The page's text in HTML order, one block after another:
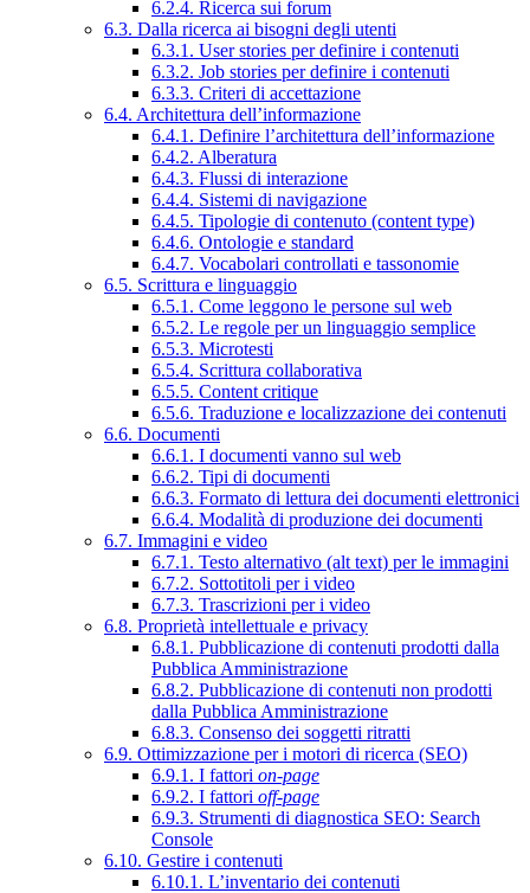
6.2.4. Ricerca sui forum
6.3. Dalla ricerca ai bisogni degli utenti
6.3.1. User stories per definire i contenuti
6.3.2. Job stories per definire i contenuti
6.3.3. Criteri di accettazione
6.4. Architettura dell’informazione
6.4.1. Definire l’architettura dell’informazione
6.4.2. Alberatura
6.4.3. Flussi di interazione
6.4.4. Sistemi di navigazione
6.4.5. Tipologie di contenuto (content type)
6.4.6. Ontologie e standard
6.4.7. Vocabolari controllati e tassonomie
6.5. Scrittura e linguaggio
6.5.1. Come leggono le persone sul web
6.5.2. Le regole per un linguaggio semplice
6.5.3. Microtesti
6.5.4. Scrittura collaborativa
6.5.5. Content critique
6.5.6. Traduzione e localizzazione dei contenuti
6.6. Documenti
6.6.1. I documenti vanno sul web
6.6.2. Tipi di documenti
6.6.3. Formato di lettura dei documenti elettronici
6.6.4. Modalità di produzione dei documenti
6.7. Immagini e video
6.7.1. Testo alternativo (alt text) per le immagini
6.7.2. Sottotitoli per i video
6.7.3. Trascrizioni per i video
6.8. Proprietà intellettuale e privacy
6.8.1. Pubblicazione di contenuti prodotti dalla
Pubblica Amministrazione
6.8.2. Pubblicazione di contenuti non prodotti
dalla Pubblica Amministrazione
6.8.3. Consenso dei soggetti ritratti
6.9. Ottimizzazione per i motori di ricerca (SEO)
6.9.1. I fattori on-page
6.9.2. I fattori off-page
6.9.3. Strumenti di diagnostica SEO: Search
Console
6.10. Gestire i contenuti
6.10.1. L’inventario dei contenuti